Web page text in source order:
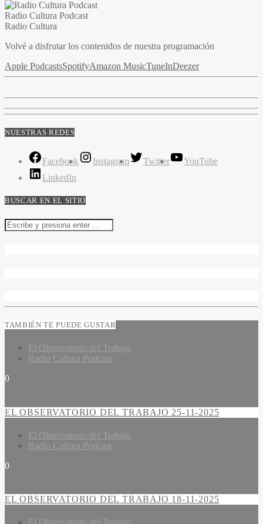
Radio Cultura Podcast
Radio Cultura
Volvé a disfrutar los contenidos de nuestra programación
Apple PodcastsSpotifyAmazon MusicTuneInDeezer
NUESTRAS REDES
Facebook Instagram Twitter
YouTube
LinkedIn
BUSCAR EN EL SITIO
TAMBIÉN TE PUEDE GUSTAR
El Observatorio del Trabajo
Radio Cultura Podcast
0
EL OBSERVATORIO DEL TRABAJO 25-11-2025
El Observatorio del Trabajo
Radio Cultura Podcast
0
EL OBSERVATORIO DEL TRABAJO 18-11-2025